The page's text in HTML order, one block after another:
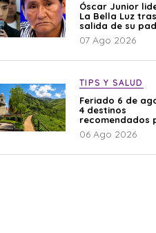
Óscar Junior
La Bella Luz tras
salida de su
por polémica con
Naldy Saldaña
07 Ago 2026
TIPS Y SALUD
Feriado 6 de
4 destinos
recomendados
disfrutar el
06 Ago 2026